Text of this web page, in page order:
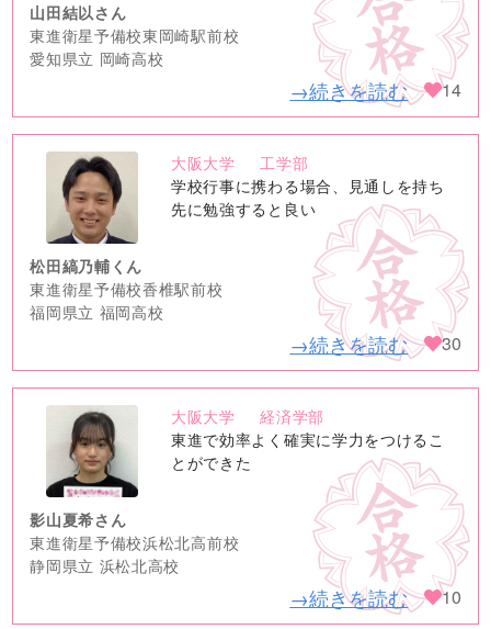
山田結以さん
東進衛星予備校東岡崎駅前校
愛知県立 岡崎高校
→続きを読む 14
no
image
大阪大学
工学部
学校行事に携わる場合、見通しを持ち
先に勉強すると良い
松田縞乃輔くん
東進衛星予備校香椎駅前校
福岡県立 福岡高校
→続きを読む 30
no
image
大阪大学
経済学部
東進で効率よく確実に学力をつけるこ
とができた
影山夏希さん
東進衛星予備校浜松北高前校
静岡県立 浜松北高校
→続きを読む 10